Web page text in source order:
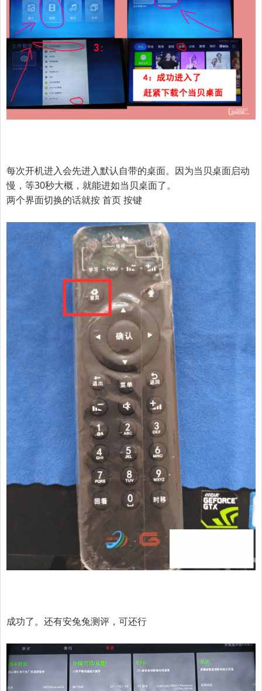
每次开机进入会先进入默认自带的桌面。因为当贝桌面启动
慢，等30秒大概，就能进如当贝桌面了。
两个界面切换的话就按 首页 按键
成功了。还有安兔兔测评，可还行